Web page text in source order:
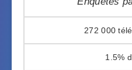
272 000
1.5%